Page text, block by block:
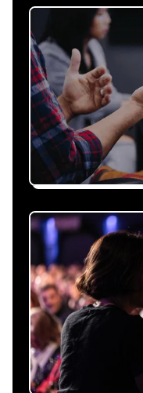
Recevez
sous 24h
Expliquez-nous
sous 24h avec
personnalisée,
événement et à